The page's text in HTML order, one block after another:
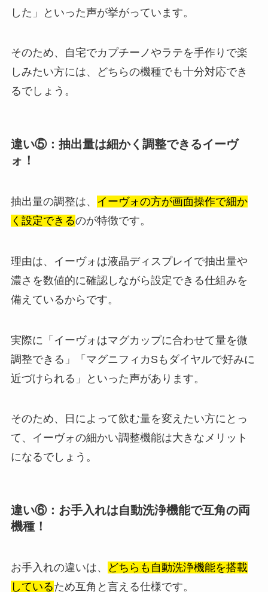
した」といった声が挙がっています。
そのため、自宅でカプチーノやラテを手作りで楽
しみたい方には、どちらの機種でも十分対応でき
るでしょう。
違い⑤：抽出量は細かく調整できるイーヴ
ォ！
抽出量の調整は、
イーヴォの方が画面操作で細か
く設定できるのが特徴です。
理由は、イーヴォは液晶ディスプレイで抽出量や
濃さを数値的に確認しながら設定できる仕組みを
備えているからです。
実際に「イーヴォはマグカップに合わせて量を微
調整できる」「マグニフィカSもダイヤルで好みに
近づけられる」といった声があります。
そのため、日によって飲む量を変えたい方にとっ
て、イーヴォの細かい調整機能は大きなメリット
になるでしょう。
違い⑥：お手入れは自動洗浄機能で互角の両
機種！
お手入れの違いは、
どちらも自動洗浄機能を搭載
しているため互角と言える仕様です。